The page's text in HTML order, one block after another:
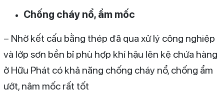
Chống cháy nổ, ẩm mốc
– Nhờ kết cấu bằng thép đã qua xử lý công nghiệp
và lớp sơn bền bỉ phù hợp khí hậu lên kệ chứa hàng
ở Hữu Phát có khả năng chống cháy nổ, chống ẩm
ướt, nâm mốc rất tốt